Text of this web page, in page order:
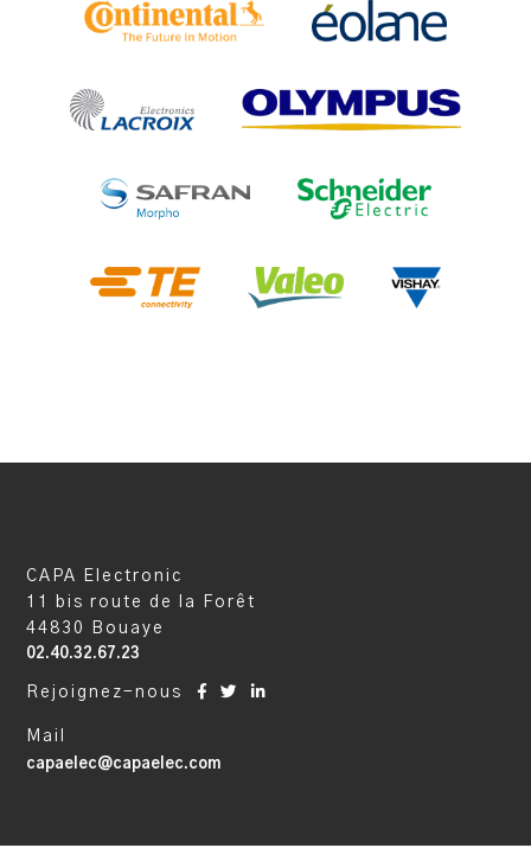
CAPA Electronic
11 bis route de la Forêt
44830 Bouaye
02.40.32.67.23
Rejoignez-nous
Mail
capaelec@capaelec.com